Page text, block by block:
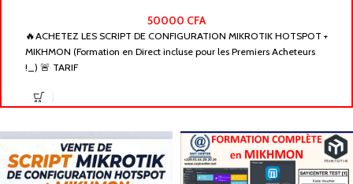
50000 CFA
🔥ACHETEZ LES SCRIPT DE CONFIGURATION MIKROTIK HOTSPOT +
MIKHMON (Formation en Direct incluse pour les Premiers Acheteurs
!_) 🚨 TARIF